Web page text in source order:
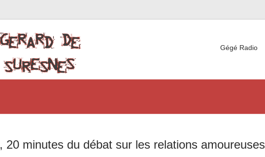
Gégé Radio
20 minutes du débat sur les relations amoureuses